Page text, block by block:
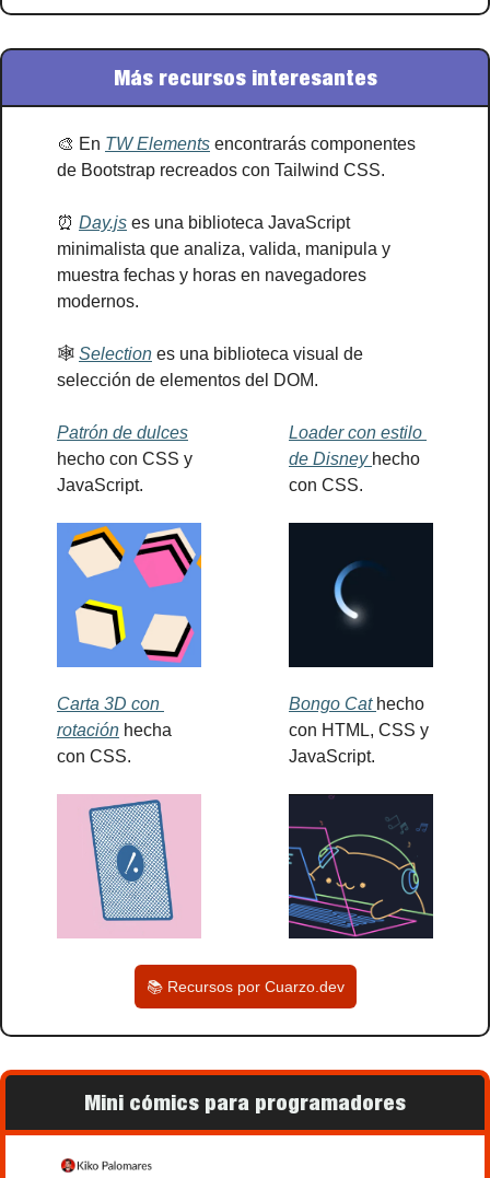
Más recursos interesantes
🎨 En TW Elements encontrarás componentes
de Bootstrap recreados con Tailwind CSS.
⏰ Day.js es una biblioteca JavaScript
minimalista que analiza, valida, manipula y
muestra fechas y horas en navegadores
modernos.
🕸 Selection es una biblioteca visual de
selección de elementos del DOM.
Patrón de dulces
hecho con CSS y
JavaScript.
Carta 3D con
rotación hecha
con CSS.
Loader con estilo
de Disney hecho
con CSS.
Bongo Cat hecho
con HTML, CSS y
JavaScript.
📚 Recursos por Cuarzo.dev
Mini cómics para programadores